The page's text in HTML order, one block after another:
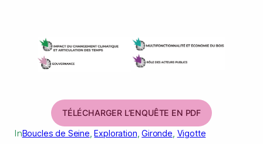
TÉLÉCHARGER L’ENQUÊTE EN PDF
InBoucles de Seine, Exploration, Gironde, Vigotte